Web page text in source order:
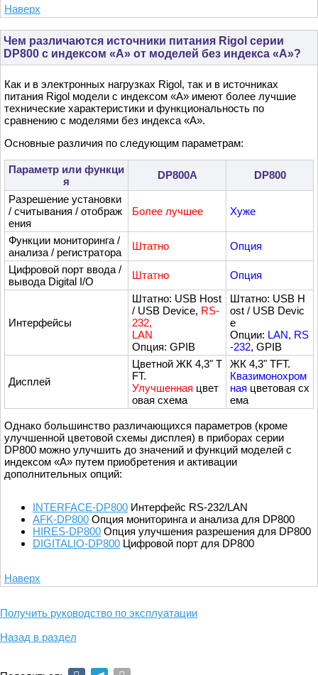
Наверх
Чем различаются источники питания Rigol серии
DP800 с индексом «A» от моделей без индекса «A»?
Как и в электронных нагрузках Rigol, так и в источниках
питания Rigol модели с индексом «A» имеют более лучшие
технические характеристики и функциональность по
сравнению с моделями без индекса «A».
Основные различия по следующим параметрам:
Параметр или функци
я
DP800A
DP800
Разрешение установки
/ считывания / отображ
ения
Более лучшее Хуже
Функции мониторинга /
анализа / регистратора
Штатно
Опция
Цифровой порт ввода /
вывода Digital I/O
Штатно Опция
Интерфейсы
Штатно: USB Host
/ USB Device, RS-
232,
LAN
Опция: GPIB
Штатно: USB H
ost / USB Devic
e
Опции: LAN, RS
-232, GPIB
Дисплей
Цветной ЖК 4,3" T
FT.
Улучшенная цвет
овая схема
ЖК 4,3" TFT.
Квазимонохром
ная цветовая сх
ема
Однако большинство различающихся параметров (кроме
улучшенной цветовой схемы дисплея) в приборах серии
DP800 можно улучшить до значений и функций моделей с
индексом «A» путем приобретения и активации
дополнительных опций:
INTERFACE-DP800 Интерфейс RS-232/LAN
AFK-DP800 Опция мониторинга и анализа для DP800
HIRES-DP800 Опция улучшения разрешения для DP800
DIGITALIO-DP800 Цифровой порт для DP800
Наверх
Получить руководство по эксплуатации
Назад в раздел